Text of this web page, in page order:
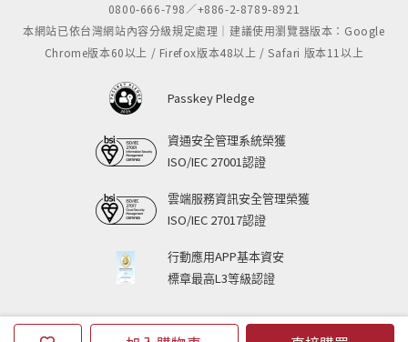
0800-666-798／+886-2-8789-8921
本網站已依台灣網站內容分級規定處理｜建議使用瀏覽器版本：Google
Chrome版本60以上 / Firefox版本48以上 / Safari 版本11以上
Passkey Pledge
資通安全管理系統榮獲
ISO/IEC 27001認證
雲端服務資訊安全管理榮獲
ISO/IEC 27017認證
行動應用APP基本資安
標章最高L3等級認證